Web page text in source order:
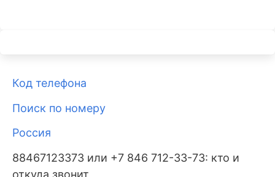
Код телефона
Поиск по номеру
Россия
88467123373 или +7 846 712-33-73: кто и
откуда звонит